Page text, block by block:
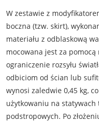
W zestawie z
boczna (tzw. skirt),
materiału z odblaskową
mocowana jest za
ograniczenie rozsyłu
odbiciom od ścian lub
wynosi zaledwie 0,45 kg,
użytkowaniu na
podstropowych. Po